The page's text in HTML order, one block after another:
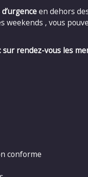
en dehors
weekends , vous
sur rendez-vous les
conforme